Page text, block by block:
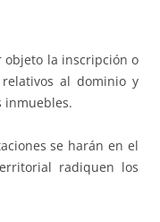
objeto la inscripción o
al dominio y
inmuebles.
se harán en el
radiquen los